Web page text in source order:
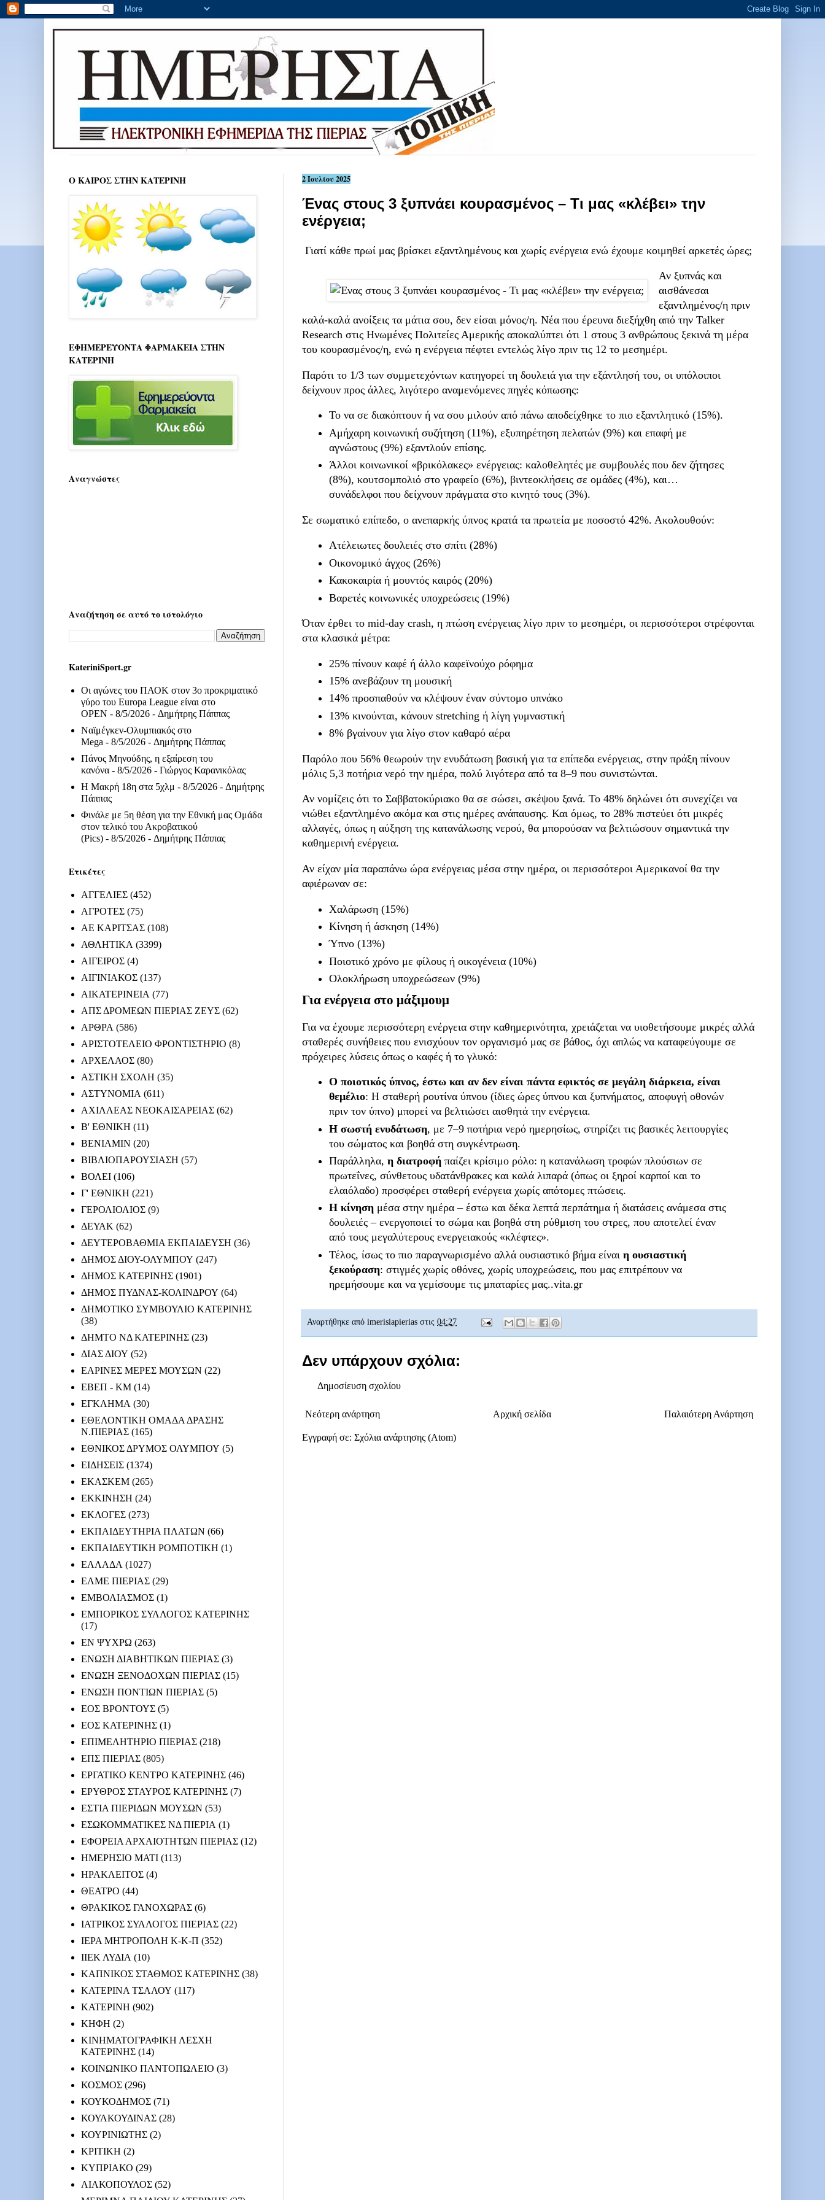
2 Ιουλίου 2025
Ένας στους 3 ξυπνάει κουρασμένος – Τι μας «κλέβει» την
ενέργεια;
Γιατί κάθε πρωί μας βρίσκει εξαντλημένους και χωρίς ενέργεια ενώ έχουμε κοιμηθεί αρκετές ώρες;
Αν ξυπνάς και
αισθάνεσαι
εξαντλημένος/η πριν
καλά-καλά ανοίξεις τα μάτια σου, δεν είσαι μόνος/η. Νέα που έρευνα διεξήχθη από την Talker
Research στις Ηνωμένες Πολιτείες Αμερικής αποκαλύπτει ότι 1 στους 3 ανθρώπους ξεκινά τη μέρα
του κουρασμένος/η, ενώ η ενέργεια πέφτει εντελώς λίγο πριν τις 12 το μεσημέρι.
Παρότι το 1/3 των συμμετεχόντων κατηγορεί τη δουλειά για την εξάντλησή του, οι υπόλοιποι
δείχνουν προς άλλες, λιγότερο αναμενόμενες πηγές κόπωσης:
Το να σε διακόπτουν ή να σου μιλούν από πάνω αποδείχθηκε το πιο εξαντλητικό (15%).
Αμήχαρη κοινωνική συζήτηση (11%), εξυπηρέτηση πελατών (9%) και επαφή με
αγνώστους (9%) εξαντλούν επίσης.
Άλλοι κοινωνικοί «βρικόλακες» ενέργειας: καλοθελητές με συμβουλές που δεν ζήτησες
(8%), κουτσομπολιό στο γραφείο (6%), βιντεοκλήσεις σε ομάδες (4%), και…
συνάδελφοι που δείχνουν πράγματα στο κινητό τους (3%).
Σε σωματικό επίπεδο, ο ανεπαρκής ύπνος κρατά τα πρωτεία με ποσοστό 42%. Ακολουθούν:
Ατέλειωτες δουλειές στο σπίτι (28%)
Οικονομικό άγχος (26%)
Κακοκαιρία ή μουντός καιρός (20%)
Βαρετές κοινωνικές υποχρεώσεις (19%)
Όταν έρθει το mid-day crash, η πτώση ενέργειας λίγο πριν το μεσημέρι, οι περισσότεροι στρέφονται
στα κλασικά μέτρα:
25% πίνουν καφέ ή άλλο καφεϊνούχο ρόφημα
15% ανεβάζουν τη μουσική
14% προσπαθούν να κλέψουν έναν σύντομο υπνάκο
13% κινούνται, κάνουν stretching ή λίγη γυμναστική
8% βγαίνουν για λίγο στον καθαρό αέρα
Παρόλο που 56% θεωρούν την ενυδάτωση βασική για τα επίπεδα ενέργειας, στην πράξη πίνουν
μόλις 5,3 ποτήρια νερό την ημέρα, πολύ λιγότερα από τα 8–9 που συνιστώνται.
Αν νομίζεις ότι το Σαββατοκύριακο θα σε σώσει, σκέψου ξανά. Το 48% δηλώνει ότι συνεχίζει να
νιώθει εξαντλημένο ακόμα και στις ημέρες ανάπαυσης. Και όμως, το 28% πιστεύει ότι μικρές
αλλαγές, όπως η αύξηση της κατανάλωσης νερού, θα μπορούσαν να βελτιώσουν σημαντικά την
καθημερινή ενέργεια.
Αν είχαν μία παραπάνω ώρα ενέργειας μέσα στην ημέρα, οι περισσότεροι Αμερικανοί θα την
αφιέρωναν σε:
Χαλάρωση (15%)
Κίνηση ή άσκηση (14%)
Ύπνο (13%)
Ποιοτικό χρόνο με φίλους ή οικογένεια (10%)
Ολοκλήρωση υποχρεώσεων (9%)
Για ενέργεια στο μάξιμουμ
Για να έχουμε περισσότερη ενέργεια στην καθημερινότητα, χρειάζεται να υιοθετήσουμε μικρές αλλά
σταθερές συνήθειες που ενισχύουν τον οργανισμό μας σε βάθος, όχι απλώς να καταφεύγουμε σε
πρόχειρες λύσεις όπως ο καφές ή το γλυκό:
Ο ποιοτικός ύπνος, έστω και αν δεν είναι πάντα εφικτός σε μεγάλη διάρκεια, είναι
θεμέλιο: Η σταθερή ρουτίνα ύπνου (ίδιες ώρες ύπνου και ξυπνήματος, αποφυγή οθονών
πριν τον ύπνο) μπορεί να βελτιώσει αισθητά την ενέργεια.
Η σωστή ενυδάτωση, με 7–9 ποτήρια νερό ημερησίως, στηρίζει τις βασικές λειτουργίες
του σώματος και βοηθά στη συγκέντρωση.
Παράλληλα, η διατροφή παίζει κρίσιμο ρόλο: η κατανάλωση τροφών πλούσιων σε
πρωτεΐνες, σύνθετους υδατάνθρακες και καλά λιπαρά (όπως οι ξηροί καρποί και το
ελαιόλαδο) προσφέρει σταθερή ενέργεια χωρίς απότομες πτώσεις.
Η κίνηση μέσα στην ημέρα – έστω και δέκα λεπτά περπάτημα ή διατάσεις ανάμεσα στις
δουλειές – ενεργοποιεί το σώμα και βοηθά στη ρύθμιση του στρες, που αποτελεί έναν
από τους μεγαλύτερους ενεργειακούς «κλέφτες».
Τέλος, ίσως το πιο παραγνωρισμένο αλλά ουσιαστικό βήμα είναι η ουσιαστική
ξεκούραση: στιγμές χωρίς οθόνες, χωρίς υποχρεώσεις, που μας επιτρέπουν να
ηρεμήσουμε και να γεμίσουμε τις μπαταρίες μας..vita.gr
Αναρτήθηκε από imerisiapierias στις 04:27
Δεν υπάρχουν σχόλια:
Δημοσίευση σχολίου
Νεότερη ανάρτηση Παλαιότερη Ανάρτηση
Αρχική σελίδα
Εγγραφή σε: Σχόλια ανάρτησης (Atom)
Ο ΚΑΙΡΟΣ ΣΤΗΝ ΚΑΤΕΡΙΝΗ
ΕΦΗΜΕΡΕΥΟΝΤΑ ΦΑΡΜΑΚΕΙΑ ΣΤΗΝ
ΚΑΤΕΡΙΝΗ
Αναγνώστες
Αναζήτηση σε αυτό το ιστολόγιο
KateriniSport.gr
Οι αγώνες του ΠΑΟΚ στον 3ο προκριματικό
γύρο του Europa League είναι στο
OPEN - 8/5/2026 - Δημήτρης Πάππας
Ναϊμέγκεν-Ολυμπιακός στο
Mega - 8/5/2026 - Δημήτρης Πάππας
Πάνος Μηνούδης, η εξαίρεση του
κανόνα - 8/5/2026 - Γιώργος Καρανικόλας
Η Μακρή 18η στα 5χλμ - 8/5/2026 - Δημήτρης
Πάππας
Φινάλε με 5η θέση για την Εθνική μας Ομάδα
στον τελικό του Ακροβατικού
(Pics) - 8/5/2026 - Δημήτρης Πάππας
Ετικέτες
ΑΓΓΕΛΙΕΣ (452)
ΑΓΡΟΤΕΣ (75)
ΑΕ ΚΑΡΙΤΣΑΣ (108)
ΑΘΛΗΤΙΚΑ (3399)
ΑΙΓΕΙΡΟΣ (4)
ΑΙΓΙΝΙΑΚΟΣ (137)
ΑΙΚΑΤΕΡΙΝΕΙΑ (77)
ΑΠΣ ΔΡΟΜΕΩΝ ΠΙΕΡΙΑΣ ΖΕΥΣ (62)
ΑΡΘΡΑ (586)
ΑΡΙΣΤΟΤΕΛΕΙΟ ΦΡΟΝΤΙΣΤΗΡΙΟ (8)
ΑΡΧΕΛΑΟΣ (80)
ΑΣΤΙΚΗ ΣΧΟΛΗ (35)
ΑΣΤΥΝΟΜΙΑ (611)
ΑΧΙΛΛΕΑΣ ΝΕΟΚΑΙΣΑΡΕΙΑΣ (62)
Β' ΕΘΝΙΚΗ (11)
ΒΕΝΙΑΜΙΝ (20)
ΒΙΒΛΙΟΠΑΡΟΥΣΙΑΣΗ (57)
ΒΟΛΕΙ (106)
Γ' ΕΘΝΙΚΗ (221)
ΓΕΡΟΛΙΟΛΙΟΣ (9)
ΔΕΥΑΚ (62)
ΔΕΥΤΕΡΟΒΑΘΜΙΑ ΕΚΠΑΙΔΕΥΣΗ (36)
ΔΗΜΟΣ ΔΙΟΥ-ΟΛΥΜΠΟΥ (247)
ΔΗΜΟΣ ΚΑΤΕΡΙΝΗΣ (1901)
ΔΗΜΟΣ ΠΥΔΝΑΣ-ΚΟΛΙΝΔΡΟΥ (64)
ΔΗΜΟΤΙΚΟ ΣΥΜΒΟΥΛΙΟ ΚΑΤΕΡΙΝΗΣ
(38)
ΔΗΜΤΟ ΝΔ ΚΑΤΕΡΙΝΗΣ (23)
ΔΙΑΣ ΔΙΟΥ (52)
ΕΑΡΙΝΕΣ ΜΕΡΕΣ ΜΟΥΣΩΝ (22)
ΕΒΕΠ - ΚΜ (14)
ΕΓΚΛΗΜΑ (30)
ΕΘΕΛΟΝΤΙΚΗ ΟΜΑΔΑ ΔΡΑΣΗΣ
Ν.ΠΙΕΡΙΑΣ (165)
ΕΘΝΙΚΟΣ ΔΡΥΜΟΣ ΟΛΥΜΠΟΥ (5)
ΕΙΔΗΣΕΙΣ (1374)
ΕΚΑΣΚΕΜ (265)
ΕΚΚΙΝΗΣΗ (24)
ΕΚΛΟΓΕΣ (273)
ΕΚΠΑΙΔΕΥΤΗΡΙΑ ΠΛΑΤΩΝ (66)
ΕΚΠΑΙΔΕΥΤΙΚΗ ΡΟΜΠΟΤΙΚΗ (1)
ΕΛΛΑΔΑ (1027)
ΕΛΜΕ ΠΙΕΡΙΑΣ (29)
ΕΜΒΟΛΙΑΣΜΟΣ (1)
ΕΜΠΟΡΙΚΟΣ ΣΥΛΛΟΓΟΣ ΚΑΤΕΡΙΝΗΣ
(17)
ΕΝ ΨΥΧΡΩ (263)
ΕΝΩΣΗ ΔΙΑΒΗΤΙΚΩΝ ΠΙΕΡΙΑΣ (3)
ΕΝΩΣΗ ΞΕΝΟΔΟΧΩΝ ΠΙΕΡΙΑΣ (15)
ΕΝΩΣΗ ΠΟΝΤΙΩΝ ΠΙΕΡΙΑΣ (5)
ΕΟΣ ΒΡΟΝΤΟΥΣ (5)
ΕΟΣ ΚΑΤΕΡΙΝΗΣ (1)
ΕΠΙΜΕΛΗΤΗΡΙΟ ΠΙΕΡΙΑΣ (218)
ΕΠΣ ΠΙΕΡΙΑΣ (805)
ΕΡΓΑΤΙΚΟ ΚΕΝΤΡΟ ΚΑΤΕΡΙΝΗΣ (46)
ΕΡΥΘΡΟΣ ΣΤΑΥΡΟΣ ΚΑΤΕΡΙΝΗΣ (7)
ΕΣΤΙΑ ΠΙΕΡΙΔΩΝ ΜΟΥΣΩΝ (53)
ΕΣΩΚΟΜΜΑΤΙΚΕΣ ΝΔ ΠΙΕΡΙΑ (1)
ΕΦΟΡΕΙΑ ΑΡΧΑΙΟΤΗΤΩΝ ΠΙΕΡΙΑΣ (12)
ΗΜΕΡΗΣΙΟ ΜΑΤΙ (113)
ΗΡΑΚΛΕΙΤΟΣ (4)
ΘΕΑΤΡΟ (44)
ΘΡΑΚΙΚΟΣ ΓΑΝΟΧΩΡΑΣ (6)
ΙΑΤΡΙΚΟΣ ΣΥΛΛΟΓΟΣ ΠΙΕΡΙΑΣ (22)
ΙΕΡΑ ΜΗΤΡΟΠΟΛΗ Κ-Κ-Π (352)
ΙΙΕΚ ΛΥΔΙΑ (10)
ΚΑΠΝΙΚΟΣ ΣΤΑΘΜΟΣ ΚΑΤΕΡΙΝΗΣ (38)
ΚΑΤΕΡΙΝΑ ΤΣΑΛΟΥ (117)
ΚΑΤΕΡΙΝΗ (902)
ΚΗΦΗ (2)
ΚΙΝΗΜΑΤΟΓΡΑΦΙΚΗ ΛΕΣΧΗ
ΚΑΤΕΡΙΝΗΣ (14)
ΚΟΙΝΩΝΙΚΟ ΠΑΝΤΟΠΩΛΕΙΟ (3)
ΚΟΣΜΟΣ (296)
ΚΟΥΚΟΔΗΜΟΣ (71)
ΚΟΥΛΚΟΥΔΙΝΑΣ (28)
ΚΟΥΡΙΝΙΩΤΗΣ (2)
ΚΡΙΤΙΚΗ (2)
ΚΥΠΡΙΑΚΟ (29)
ΛΙΑΚΟΠΟΥΛΟΣ (52)